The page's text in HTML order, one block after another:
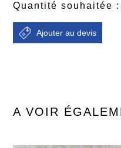
Quantité souhaitée :
A VOIR